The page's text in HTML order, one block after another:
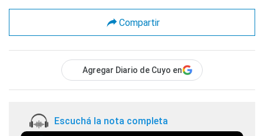
Compartir
Agregar Diario de Cuyo en
Escuchá la nota completa